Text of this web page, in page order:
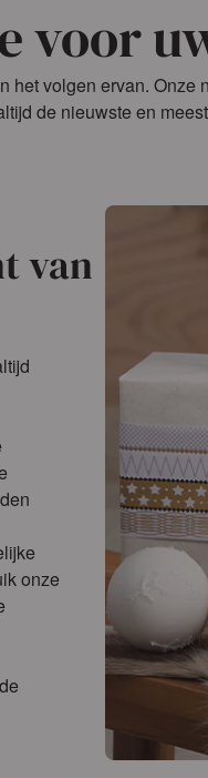
voor
volgen ervan. Onze
de nieuwste en
van
onze